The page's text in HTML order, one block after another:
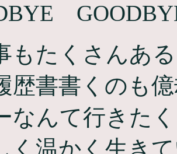
もたくさんあ
歴書書くのも
なんて行きた
く温かく生き